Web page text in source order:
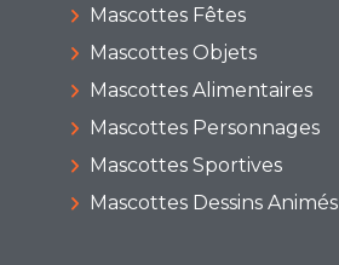
Mascottes Fêtes
Mascottes Objets
Mascottes Alimentaires
Mascottes Personnages
Mascottes Sportives
Mascottes Dessins Animés